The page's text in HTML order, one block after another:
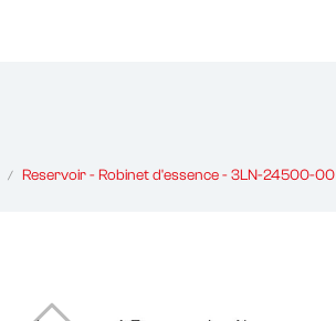
Reservoir - Robinet d'essence - 3LN-24500-00